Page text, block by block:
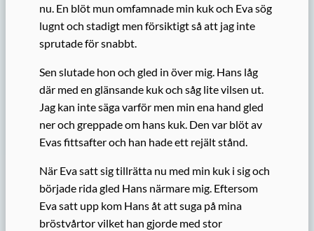
nu. En blöt mun omfamnade min kuk och Eva sög
lugnt och stadigt men försiktigt så att jag inte
sprutade för snabbt.
Sen slutade hon och gled in över mig. Hans låg
där med en glänsande kuk och såg lite vilsen ut.
Jag kan inte säga varför men min ena hand gled
ner och greppade om hans kuk. Den var blöt av
Evas fittsafter och han hade ett rejält stånd.
När Eva satt sig tillrätta nu med min kuk i sig och
började rida gled Hans närmare mig. Eftersom
Eva satt upp kom Hans åt att suga på mina
bröstvårtor vilket han gjorde med stor